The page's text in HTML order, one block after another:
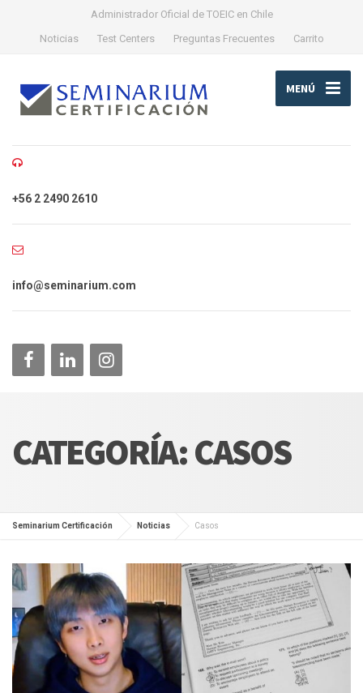
Administrador Oficial de TOEIC en Chile
Noticias
Test Centers Preguntas Frecuentes Carrito
MENÚ
+56 2 2490 2610
info@seminarium.com
CATEGORÍA:CASOS
Seminarium Certificación Noticias Casos